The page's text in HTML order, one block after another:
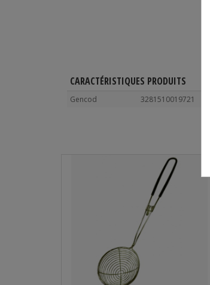
CARACTÉRISTIQUES PRODUITS
Gencod 3281510019721